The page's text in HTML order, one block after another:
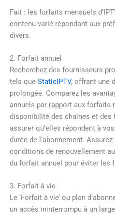
Fait : les forfaits mensuels
contenu varié répondant aux
divers.
2. Forfait annuel
Recherchez des fournisseurs
tels que StaticIPTV, offrant une
prolongée. Comparez les
annuels par rapport aux forfaits
disponibilité des chaînes et
assurer qu’elles répondent à
durée de l’abonnement.
conditions de renouvellement
du forfait annuel pour éviter les
3. Forfait à vie
Le ‘Forfait à vie’ ou plan
un accès ininterrompu à un